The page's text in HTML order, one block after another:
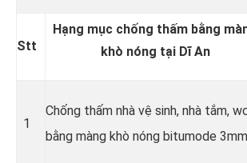
Stt
Hạng mục chống thấm bằng
khò nóng tại Dĩ An
1
Chống thấm nhà vệ sinh, nhà tắm,
bằng màng khò nóng bitumode 3mm